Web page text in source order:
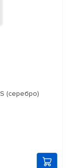
(серебро)